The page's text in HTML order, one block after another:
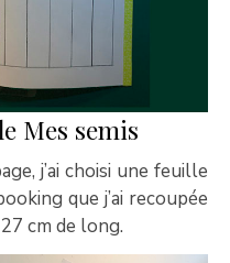
Mes semis
j’ai choisi une feuille
que j’ai recoupée
cm de long.